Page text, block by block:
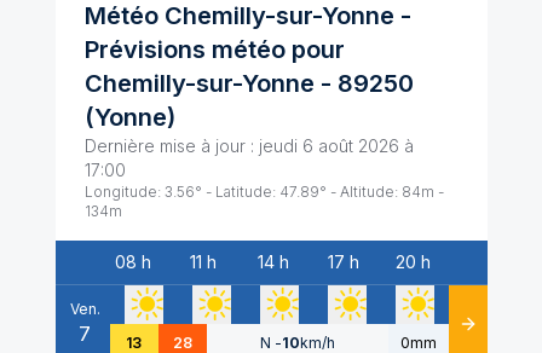
Météo Chemilly-sur-Yonne -
Prévisions météo pour
Chemilly-sur-Yonne - 89250
(Yonne)
Dernière mise à jour : jeudi 6 août 2026 à
17:00
Longitude: 3.56° - Latitude: 47.89° - Altitude: 84m -
134m
Date
08 h 11 h 14 h 17 h 20 h
Ven.
7 13 28 N -10km/h 0mm Détails